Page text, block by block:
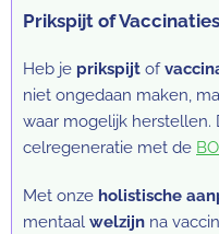
Prikspijt of
Heb je prikspijt of
niet ongedaan maken,
waar mogelijk
celregeneratie met de
Met onze holistische
mentaal welzijn na